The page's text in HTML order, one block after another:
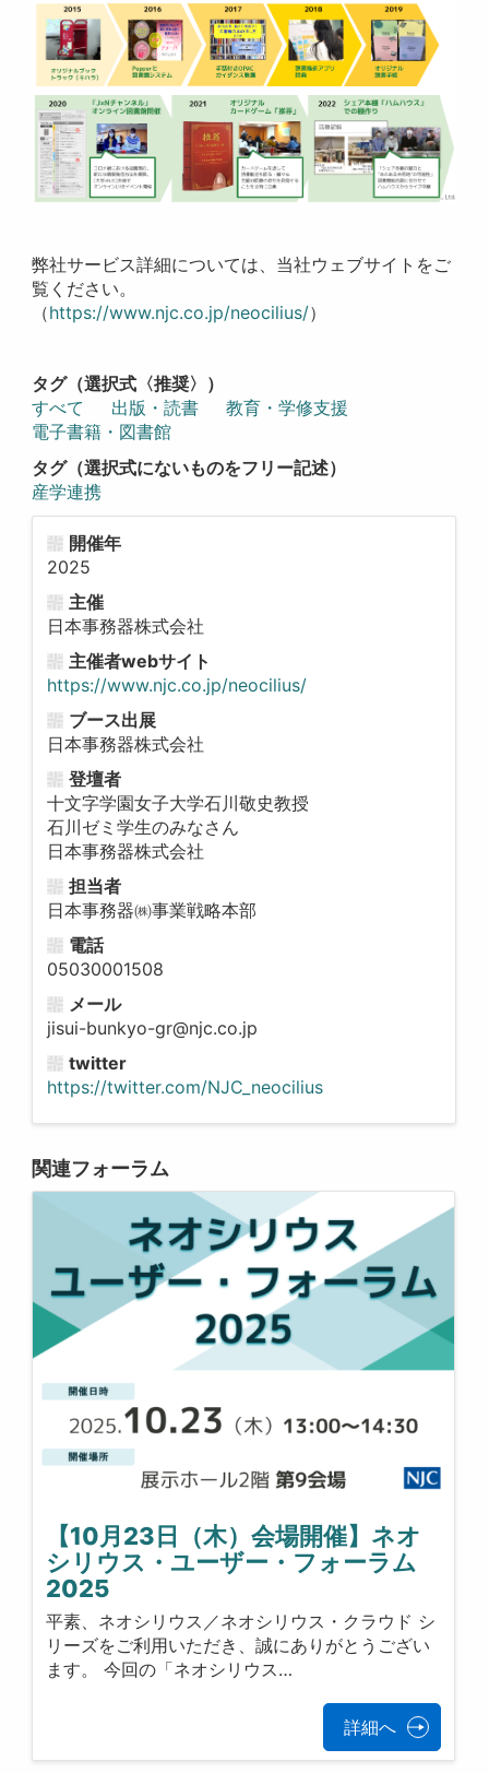
弊社サービス詳細については、当社ウェブサイトをご
覧ください。
（https://www.njc.co.jp/neocilius/）
タグ（選択式〈推奨〉）
すべて
出版・読書
教育・学修支援
電子書籍・図書館
タグ（選択式にないものをフリー記述）
産学連携
開催年
2025
主催
日本事務器株式会社
主催者webサイト
https://www.njc.co.jp/neocilius/
ブース出展
日本事務器株式会社
登壇者
十文字学園女子大学石川敬史教授
石川ゼミ学生のみなさん
日本事務器株式会社
担当者
日本事務器㈱事業戦略本部
電話
05030001508
メール
jisui-bunkyo-gr@njc.co.jp
twitter
https://twitter.com/NJC_neocilius
関連フォーラム
【10月23日（木）会場開催】ネオ
シリウス・ユーザー・フォーラム
2025
平素、ネオシリウス／ネオシリウス・クラウド シ
リーズをご利用いただき、誠にありがとうござい
ます。 今回の「ネオシリウス…
詳細へ